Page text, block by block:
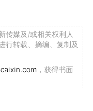
传媒及/或相关权利人
行转载、摘编、复制及
，获得书面